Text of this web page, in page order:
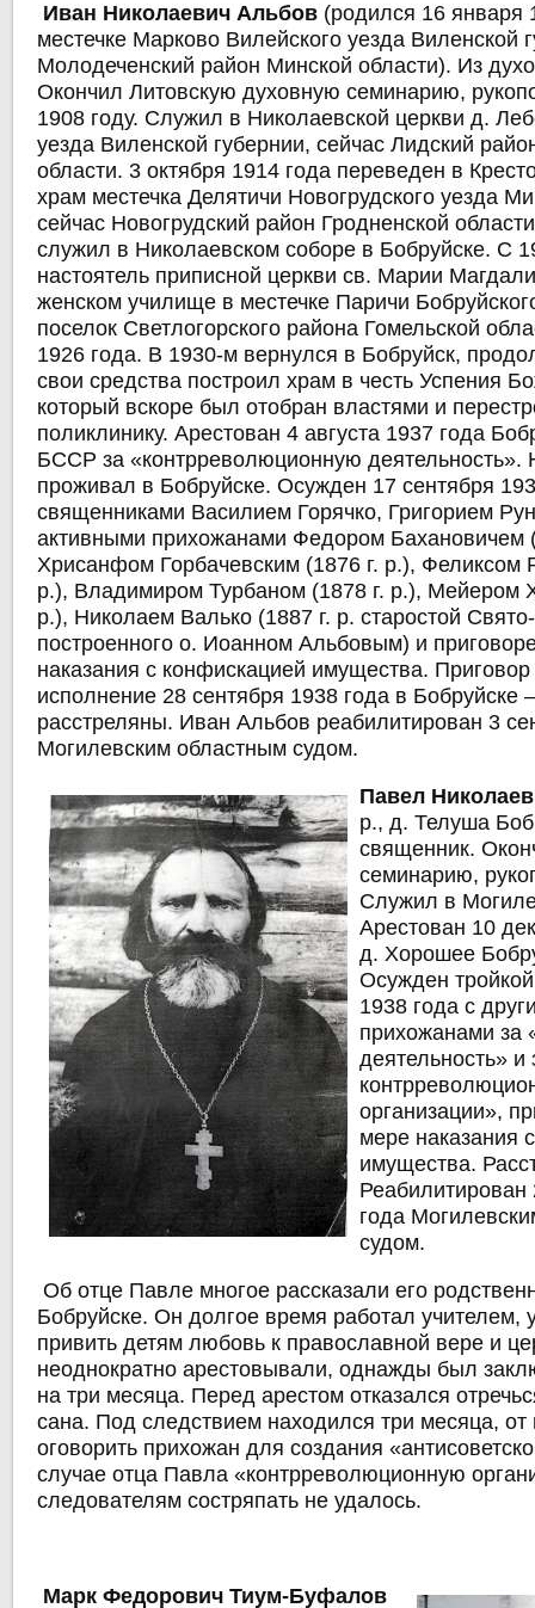
Иван Николаевич Альбов (родился 16 января
местечке Марково Вилейского уезда Виленской
Молодеченский район Минской области). Из
Окончил Литовскую духовную семинарию,
1908 году. Служил в Николаевской церкви д.
уезда Виленской губернии, сейчас Лидский
области. 3 октября 1914 года переведен в
храм местечка Делятичи Новогрудского уезда
сейчас Новогрудский район Гродненской
служил в Николаевском соборе в Бобруйске. С
настоятель приписной церкви св. Марии
женском училище в местечке Паричи
поселок Светлогорского района Гомельской
1926 года. В 1930-м вернулся в Бобруйск,
свои средства построил храм в честь Успения
который вскоре был отобран властями и
поликлинику. Арестован 4 августа 1937 года
БССР за «контрреволюционную деятельность».
проживал в Бобруйске. Осужден 17 сентября
священниками Василием Горячко, Григорием
активными прихожанами Федором Бахановичем
Хрисанфом Горбачевским (1876 г. р.), Феликсом
р.), Владимиром Турбаном (1878 г. р.), Мейером
р.), Николаем Валько (1887 г. р. старостой
построенного о. Иоанном Альбовым) и
наказания с конфискацией имущества.
исполнение 28 сентября 1938 года в Бобруйске
расстреляны. Иван Альбов реабилитирован 3
Могилевским областным судом.
Павел
р., д. Телуша
священник.
семинарию,
Служил в
Арестован 10
д. Хорошее
Осужден
1938 года с
прихожанами за
деятельность» и
организации»,
мере наказания
имущества.
Реабилитирован
года
судом.
Об отце Павле многое рассказали его
Бобруйске. Он долгое время работал учителем,
привить детям любовь к православной вере и
неоднократно арестовывали, однажды был
на три месяца. Перед арестом отказался
сана. Под следствием находился три месяца, от
оговорить прихожан для создания
случае отца Павла «контрреволюционную
следователям состряпать не удалось.
Марк Федорович Тиум-Буфалов